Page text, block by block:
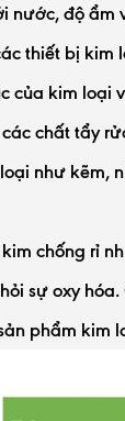
nước, độ ẩm
thiết bị kim
của kim loại
chất tẩy
như kẽm,
chống rỉ
sự oxy
phẩm kim